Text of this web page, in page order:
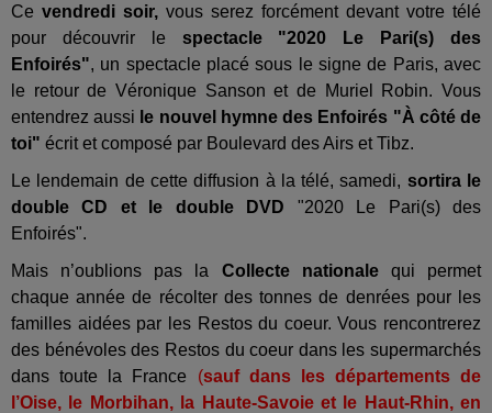
Ce vendredi soir, vous serez forcément devant votre télé
pour découvrir le spectacle "2020 Le Pari(s) des
Enfoirés", un spectacle placé sous le signe de Paris, avec
le retour de Véronique Sanson et de Muriel Robin. Vous
entendrez aussi le nouvel hymne des Enfoirés "À côté de
toi" écrit et composé par Boulevard des Airs et Tibz.
Le lendemain de cette diffusion à la télé, samedi, sortira le
double CD et le double DVD "2020 Le Pari(s) des
Enfoirés".
Mais n’oublions pas la Collecte nationalequi permet
chaque année de récolter des tonnes de denrées pour les
familles aidées par les Restos du coeur. Vous rencontrerez
des bénévoles des Restos du coeur dans les supermarchés
dans toute la France (sauf dans les départements de
l’Oise, le Morbihan, la Haute-Savoie et le Haut-Rhin, en